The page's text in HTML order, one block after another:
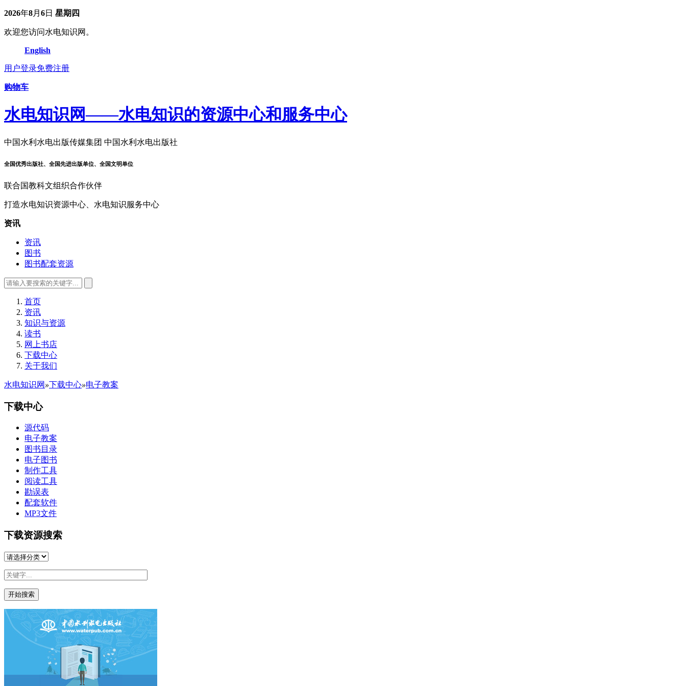
2026年8月 6日 星期四
欢迎您访问水电知识网。
English
用户登录免费注册
购物车
水电知识网——水电知识的资源中心和服务中心
中国水利水电出版传媒集团 中国水利水电出版社
全国优秀出版社、全国先进出版单位、全国文明单位
联合国教科文组织合作伙伴
打造水电知识资源中心、水电知识服务中心
资讯
资讯
图书
图书配套资源
首页
资讯
知识与资源
读书
网上书店
下载中心
关于我们
水电知识网 »下载中心»电子教案
下载中心
源代码
电子教案
图书目录
电子图书
制作工具
阅读工具
勘误表
配套软件
MP3文件
下载资源搜索
开始搜索